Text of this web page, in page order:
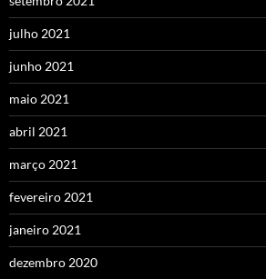
julho 2021
junho 2021
maio 2021
abril 2021
março 2021
fevereiro 2021
janeiro 2021
dezembro 2020